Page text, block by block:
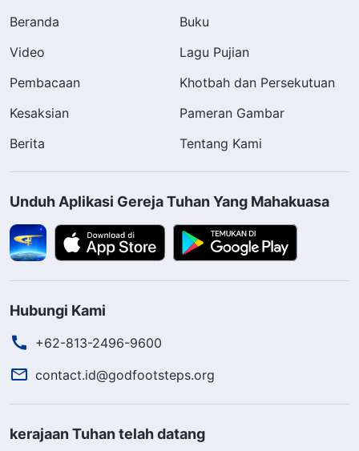
Beranda
Buku
Video
Lagu Pujian
Pembacaan
Khotbah dan Persekutuan
Kesaksian
Pameran Gambar
Berita
Tentang Kami
Unduh Aplikasi Gereja Tuhan Yang Mahakuasa
Hubungi Kami
+62-813-2496-9600
contact.id@godfootsteps.org
kerajaan Tuhan telah datang